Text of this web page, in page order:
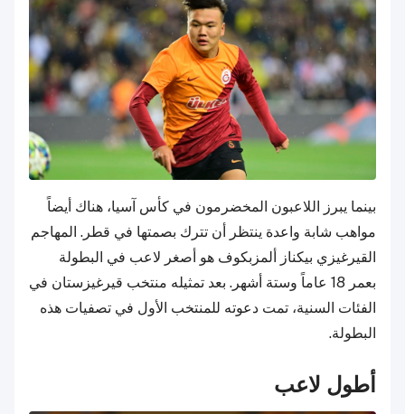
بينما يبرز اللاعبون المخضرمون في كأس آسيا، هناك أيضاً
مواهب شابة واعدة ينتظر أن تترك بصمتها في قطر. المهاجم
القيرغيزي بيكناز ألمزبكوف هو أصغر لاعب في البطولة
بعمر 18 عاماً وستة أشهر. بعد تمثيله منتخب قيرغيزستان في
الفئات السنية، تمت دعوته للمنتخب الأول في تصفيات هذه
البطولة.
أطول لاعب